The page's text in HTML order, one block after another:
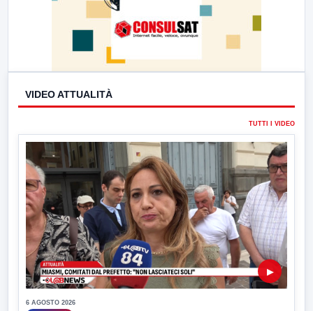
VIDEO ATTUALITÀ
TUTTI I VIDEO
▶
6 AGOSTO 2026